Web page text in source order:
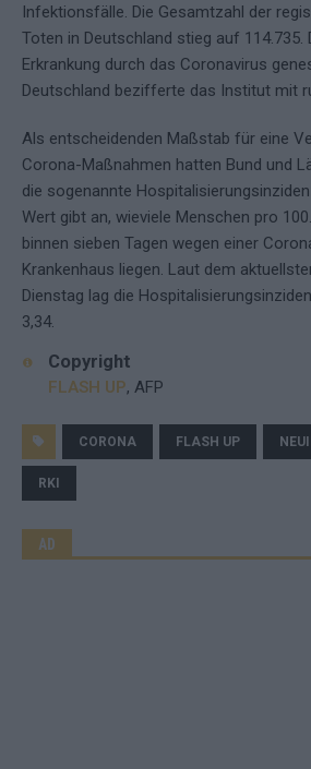
Infektionsfälle. Die Gesamtzahl der
Toten in Deutschland stieg auf 114.735.
Erkrankung durch das Coronavirus
Deutschland bezifferte das Institut mit
Als entscheidenden Maßstab für eine
Corona-Maßnahmen hatten Bund und
die sogenannte
Wert gibt an, wieviele Menschen pro
binnen sieben Tagen wegen einer
Krankenhaus liegen. Laut dem
Dienstag lag die
3,34.
Copyright
FLASH UP, AFP
CORONA FLASH UP
RKI
AD